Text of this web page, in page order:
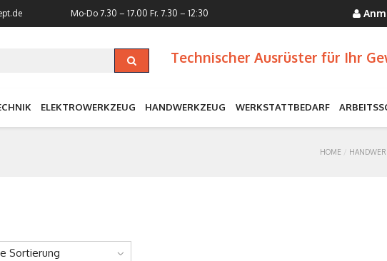
Mo-Do 7.30 – 17.00 Fr. 7.30 – 12:30
Technischer Ausrüster für Ihr
ELEKTROWERKZEUG HANDWERKZEUG WERKSTATTBEDARF
HOME
Sortierung